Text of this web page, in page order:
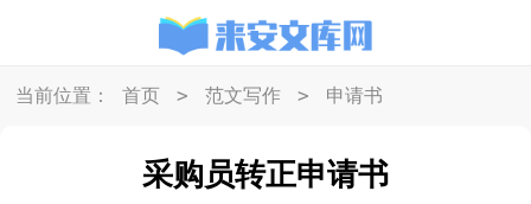
当前位置： 首页 > 范文写作 > 申请书
采购员转正申请书